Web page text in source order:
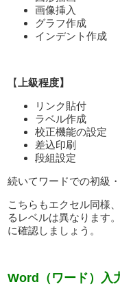
画像挿入
グラフ作成
インデント作成
【 上級程度】
リンク貼付
ラベル作成
校正機能の設定
差込印刷
段組設定
続いてワードでの初級
こちらもエクセル同様
るレベルは異なります
に確認しましょう。
Word（ワード）入